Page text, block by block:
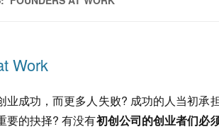
Work
业成功，而更多人失败? 成功的人当初承
要的抉择? 有没有初创公司的创业者们必